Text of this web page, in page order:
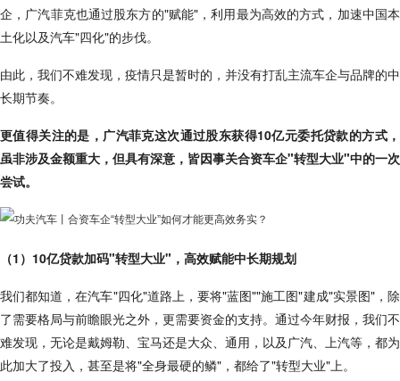
企，广汽菲克也通过股东方的"赋能"，利用最为高效的方式，加速中国本
土化以及汽车"四化"的步伐。
由此，我们不难发现，疫情只是暂时的，并没有打乱主流车企与品牌的中
长期节奏。
更值得关注的是，广汽菲克这次通过股东获得10亿元委托贷款的方式，
虽非涉及金额重大，但具有深意，皆因事关合资车企"转型大业"中的一次
尝试。
（1）10亿贷款加码"转型大业"，高效赋能中长期规划
我们都知道，在汽车"四化"道路上，要将"蓝图""施工图"建成"实景图"，除
了需要格局与前瞻眼光之外，更需要资金的支持。通过今年财报，我们不
难发现，无论是戴姆勒、宝马还是大众、通用，以及广汽、上汽等，都为
此加大了投入，甚至是将"全身最硬的鳞"，都给了"转型大业"上。